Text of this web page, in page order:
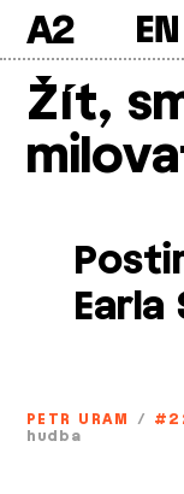
Skip
content
A2
Žít,
PETR URAM /
hudba